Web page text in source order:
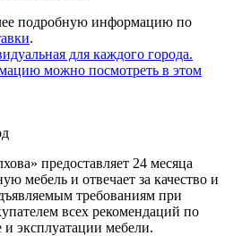
подробную информацию по
.
для каждого города.
можно посмотреть в этом
предоставляет 24 месяца
мебель и отвечает за качество и
требованиям при
всех рекомендаций по
и эксплуатации мебели.